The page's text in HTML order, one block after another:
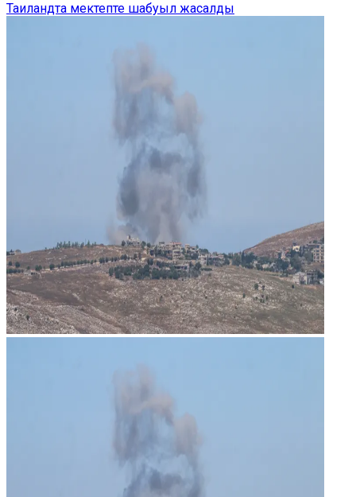
Таиландта мектепте шабуыл жасалды